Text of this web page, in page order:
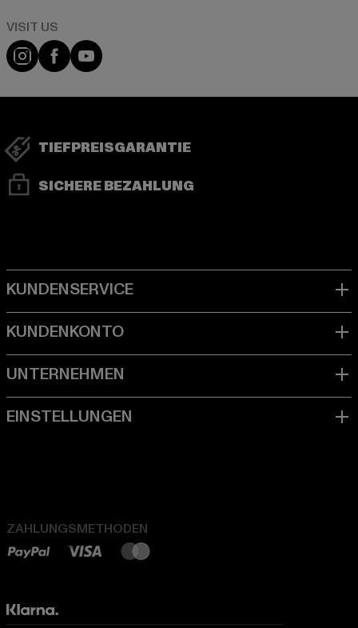
Visit our Instagram page:
Visit our Facebook page:
Visit our YouTube channel:
TIEFPREISGARANTIE
SICHERE BEZAHLUNG
ZAHLUNGSMETHODEN